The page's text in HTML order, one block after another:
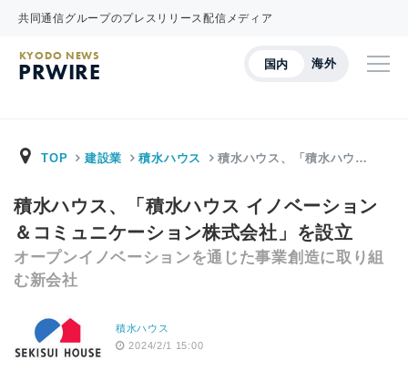
共同通信グループのプレスリリース配信メディア
国内 海外
KYODO NEWS
PRWIRE
TOP 建設業 積水ハウス 積水ハウス、「積水ハウ…
積水ハウス、「積水ハウス イノベーション
＆コミュニケーション株式会社」を設立
オープンイノベーションを通じた事業創造に取り組
む新会社
積水ハウス
2024/2/1 15:00